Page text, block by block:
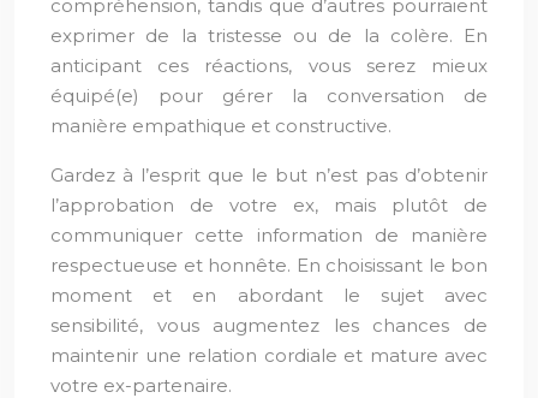
compréhension, tandis que d’autres pourraient
exprimer de la tristesse ou de la colère. En
anticipant ces réactions, vous serez mieux
équipé(e) pour gérer la conversation de
manière empathique et constructive.
Gardez à l’esprit que le but n’est pas d’obtenir
l’approbation de votre ex, mais plutôt de
communiquer cette information de manière
respectueuse et honnête. En choisissant le bon
moment et en abordant le sujet avec
sensibilité, vous augmentez les chances de
maintenir une relation cordiale et mature avec
votre ex-partenaire.